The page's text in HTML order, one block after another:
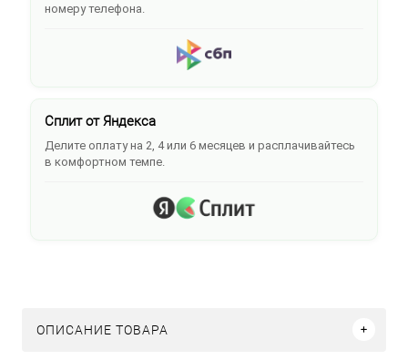
номеру телефона.
Сплит от Яндекса
Делите оплату на 2, 4 или 6 месяцев и расплачивайтесь
в комфортном темпе.
ОПИСАНИЕ ТОВАРА